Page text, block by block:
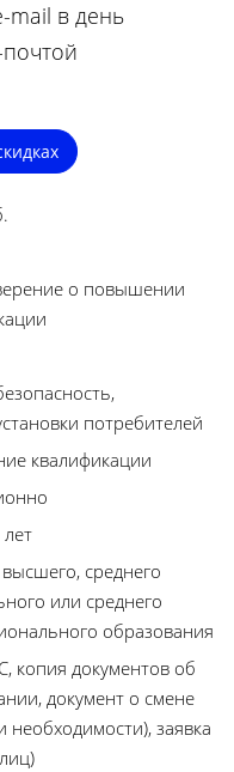
mail в день
о повышении
потребителей
квалификации
среднего
или среднего
образования
копия документов об
документ о смене
заявка